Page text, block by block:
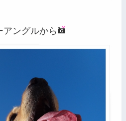
ングルから